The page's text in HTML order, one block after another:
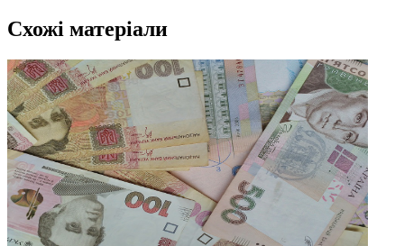
Схожі матеріали